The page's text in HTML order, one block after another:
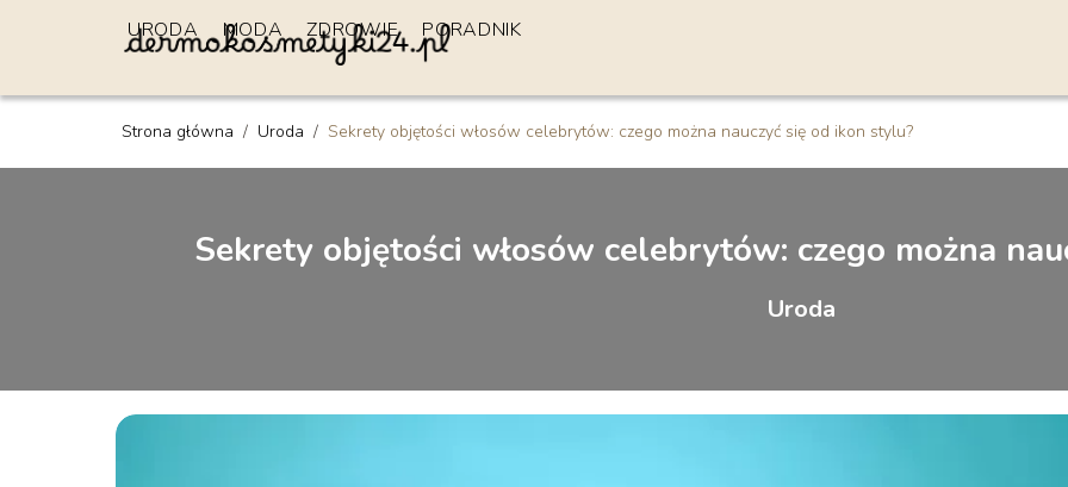
URODA MODA ZDROWIE PORADNIK
Strona główna / Uroda / Sekrety objętości włosów celebrytów: czego można nauczyć się od ikon stylu?
Sekrety objętości włosów celebrytów: czego można
Uroda